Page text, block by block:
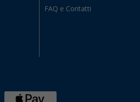
FAQ e Contatti